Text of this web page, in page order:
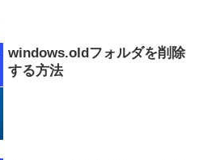
windows.oldフォルダを削除
する方法